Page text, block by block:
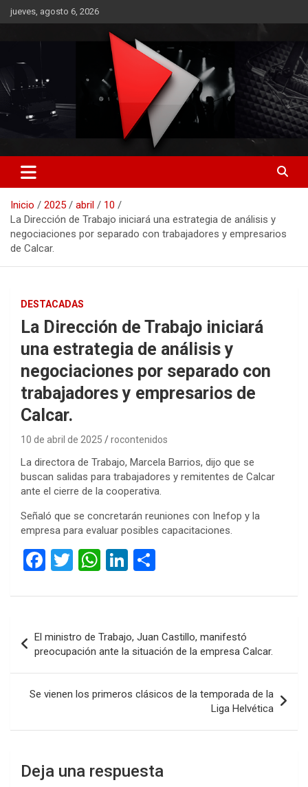
Saltar
al
jueves, agosto 6, 2026
RO CONTENIDOS
Inicio 2025 abril
10
La Dirección de Trabajo iniciará una estrategia de análisis y
negociaciones por separado con trabajadores y empresarios
de Calcar.
DESTACADAS
La Dirección de Trabajo iniciará
una estrategia de análisis y
negociaciones por separado con
trabajadores y empresarios de
Calcar.
10 de abril de 2025 rocontenidos
La directora de Trabajo, Marcela Barrios, dijo que se
buscan salidas para trabajadores y remitentes de Calcar
ante el cierre de la cooperativa.
Señaló que se concretarán reuniones con Inefop y la
empresa para evaluar posibles capacitaciones.
F
ce
o
o
k
T
tt
W
at
A
p
p
Li
ke
n
m
ar
tir
de
entradas
El ministro de Trabajo, Juan Castillo, manifestó
preocupación ante la situación de la empresa Calcar.
Se vienen los primeros clásicos de la temporada de la
Liga Helvética
Deja una respuesta